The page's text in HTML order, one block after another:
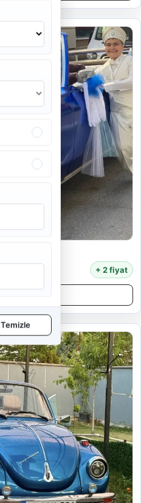
Temizle
+ 2 fiyat